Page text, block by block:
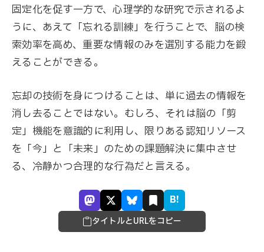
固定化を促す一方で、心理学的な研究で示されるよ
うに、あえて「忘れる訓練」を行うことで、脳の検
索効率を高め、重要な情報のみを選別する能力を鍛
えることができる。
忘却の技術を身につけることは、単に過去の情報を
消し去ることではない。むしろ、それは脳の「剪
定」機能を意識的に利用し、限りある認知リソース
を「今」と「未来」のための課題解決に集中させ
る、冷静かつ合理的な行為だと言える。
B!
タイトルとURLをコピー